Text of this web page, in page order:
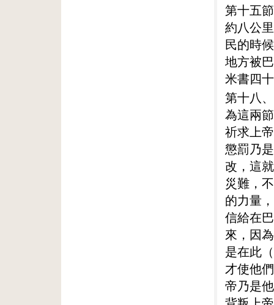
第十五
約八公
民的時
地方被
米書四
第十八
為這兩
祈求上
懲罰乃
改，這
災難，
的力量
信給在
來，因
是在此
才使他
帝乃是